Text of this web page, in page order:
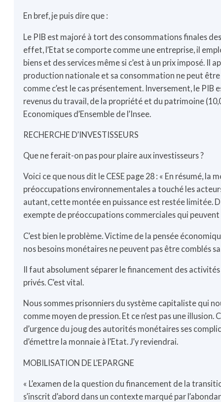
En bref, je puis dire que :
Le PIB est majoré à tort des consommations finales
effet, l’Etat se comporte comme une entreprise, il
biens et des services même si c’est à un prix imposé. Il
production nationale et sa consommation ne peut
comme c’est le cas présentement. Inversement, le PIB
revenus du travail, de la propriété et du patrimoine
Economiques d’Ensemble de l’Insee.
RECHERCHE D’INVESTISSEURS
Que ne ferait-on pas pour plaire aux investisseurs ?
Voici ce que nous dit le CESE page 28 : « En résumé, la
préoccupations environnementales a touché les
autant, cette montée en puissance est restée limitée.
exempte de préoccupations commerciales qui peuvent
C’est bien le problème. Victime de la pensée
nos besoins monétaires ne peuvent pas être comblés
Il faut absolument séparer le financement des
privés. C’est vital.
Nous sommes prisonniers du système capitaliste qui
comme moyen de pression. Et ce n’est pas une illusion.
d’urgence du joug des autorités monétaires ses
d’émettre la monnaie à l’Etat. J’y reviendrai.
MOBILISATION DE L’EPARGNE
« L’examen de la question du financement de la
s’inscrit d’abord dans un contexte marqué par